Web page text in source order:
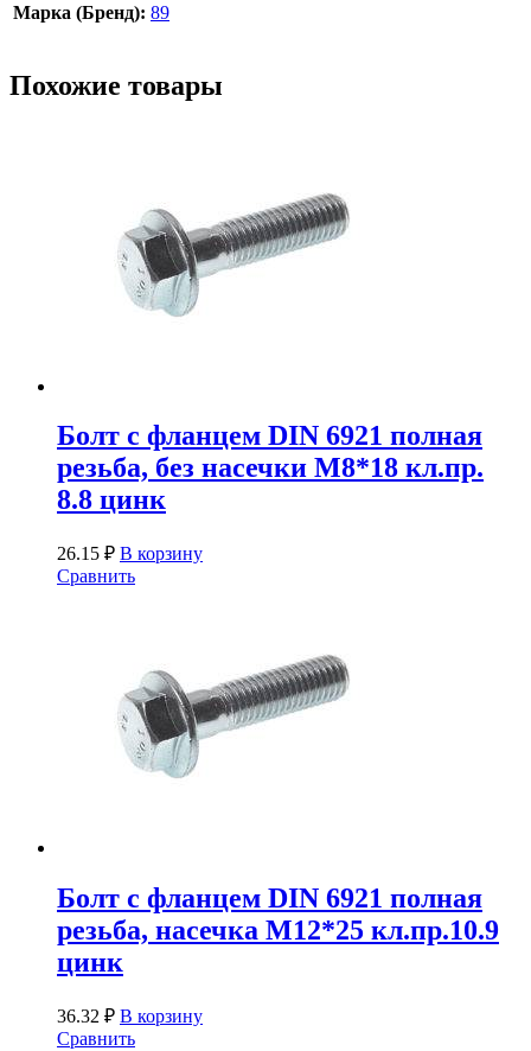
Марка (Бренд): 89
Похожие товары
Болт с фланцем DIN 6921 полная
резьба, без насечки М8*18 кл.пр.
8.8 цинк
26.15 ₽ В корзину
Сравнить
Болт с фланцем DIN 6921 полная
резьба, насечка М12*25 кл.пр.10.9
цинк
36.32 ₽ В корзину
Сравнить